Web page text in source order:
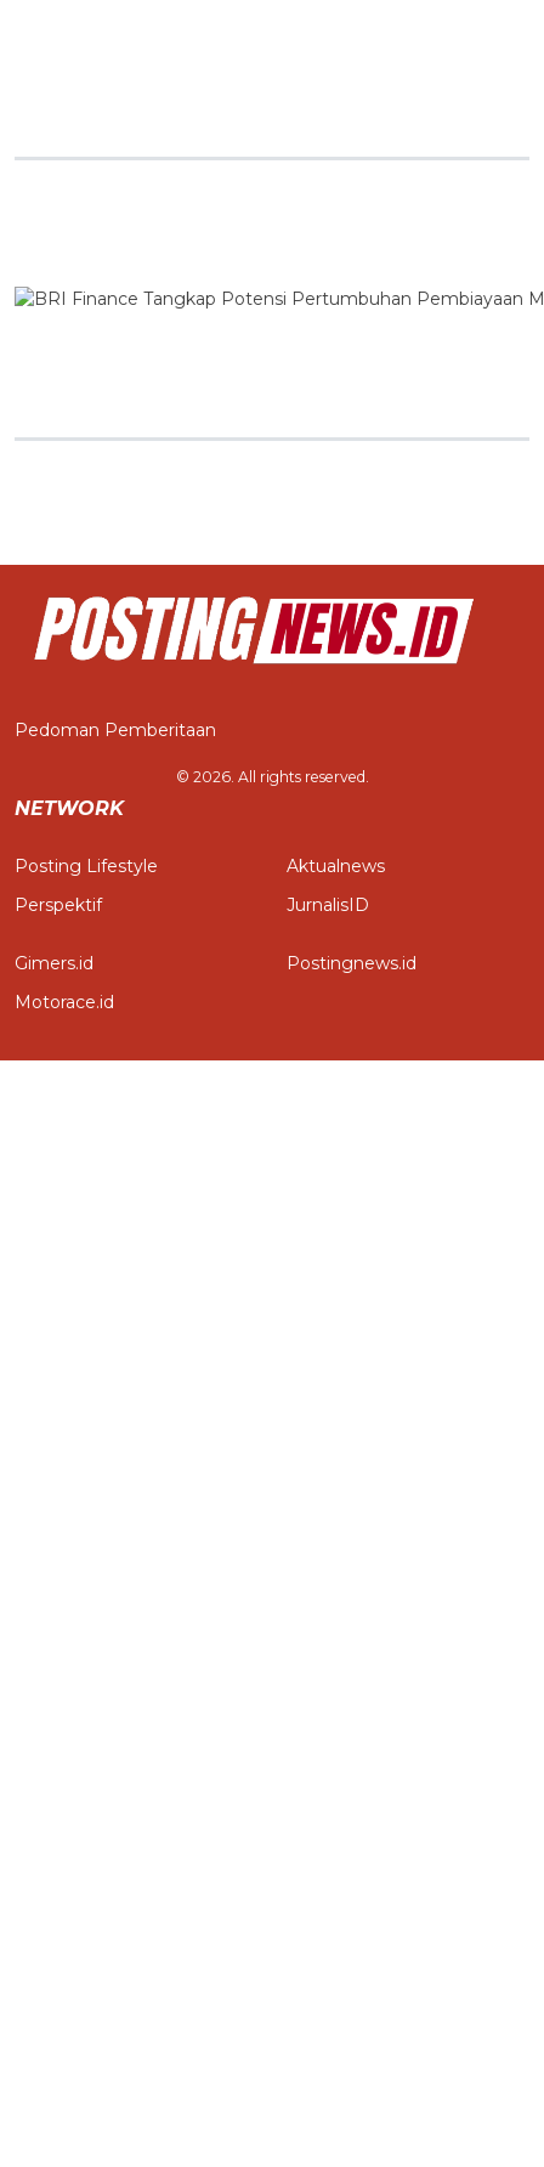
Pedoman Pemberitaan
© 2026. All rights reserved.
NETWORK
Posting Lifestyle
Perspektif
Aktualnews
JurnalisID
Gimers.id
Motorace.id
Postingnews.id